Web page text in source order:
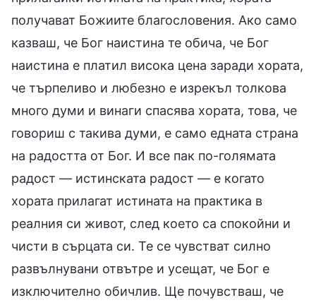
получават Божиите благословения. Ако само
казваш, че Бог наистина те обича, че Бог
наистина е платил висока цена заради хората,
че търпеливо и любезно е изрекъл толкова
много думи и винаги спасява хората, това, че
говориш с такива думи, е само едната страна
на радостта от Бог. И все пак по-голямата
радост — истинската радост — е когато
хората прилагат истината на практика в
реалния си живот, след което са спокойни и
чисти в сърцата си. Те се чувстват силно
развълнувани отвътре и усещат, че Бог е
изключително обичлив. Ще почувстваш, че